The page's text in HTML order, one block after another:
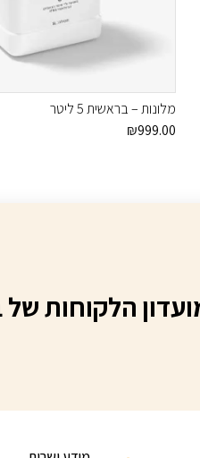
מלונות – בראשית 5 ליטר
₪999.00
הלקוחות של